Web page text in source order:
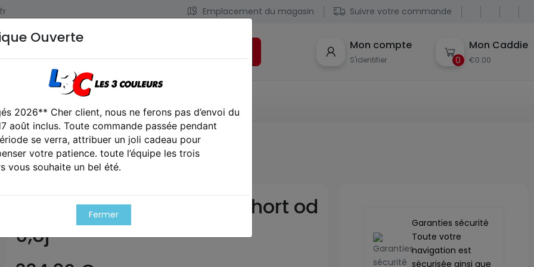
Emplacement du magasin Suivre votre commande
Mon compte
S'identifier 0
Mon Caddie
€0.00
spring aac t10 short od 0,8j
Réplique spring aac t10 short od
0,8j
Garanties sécurité
Toute votre
navigation est
sécurisée ainsi que
Ouverte
2026** Cher client, nous ne ferons pas d’envoi du
août inclus. Toute commande passée pendant
se verra, attribuer un joli cadeau pour
votre patience. toute l’équipe les trois
vous souhaite un bel été.
Fermer